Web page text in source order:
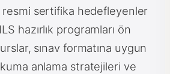
sertifika hedefleyenler
hazırlık programları ön
sınav formatına uygun
anlama stratejileri ve